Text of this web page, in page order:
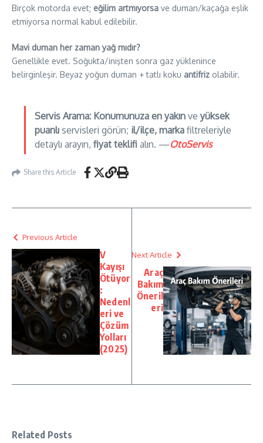
Birçok motorda evet; eğilim artmıyorsa ve duman/kaçağa eşlik
etmiyorsa normal kabul edilebilir.
Mavi duman her zaman yağ mıdır?
Genellikle evet. Soğukta/inişten sonra gaz yüklenince
belirginleşir. Beyaz yoğun duman + tatlı koku antifriz olabilir.
Servis Arama: Konumunuza en yakın ve yüksek
puanlı servisleri görün; il/ilçe, marka filtreleriyle
detaylı arayın, fiyat teklifi alın. —OtoServis
Share this Article
Previous Article
V
Kayışı
Ötüyor
:
Nedenl
eri ve
Çözüm
Yolları
(2025)
Next Article
Araç
Bakım
Öneril
eri
Related Posts